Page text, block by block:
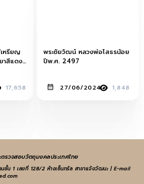
เหรียญ
าสีแดงปี
17,658
พระชัยวัฒน์ หลวงพ่อโสธรน้อย
ปีพ.ศ. 2497
27/06/2024 1,848
รวจสอบวัตถุมงคลประเทศไทย
ชั้น 1 เลขที่ 128/2 ห้างเซ็นทรัล สาขาแจ้งวัฒนะ | E-mail